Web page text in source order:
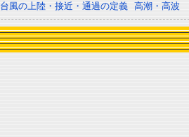
台風の上陸・接近・通過の定義 高潮・高波